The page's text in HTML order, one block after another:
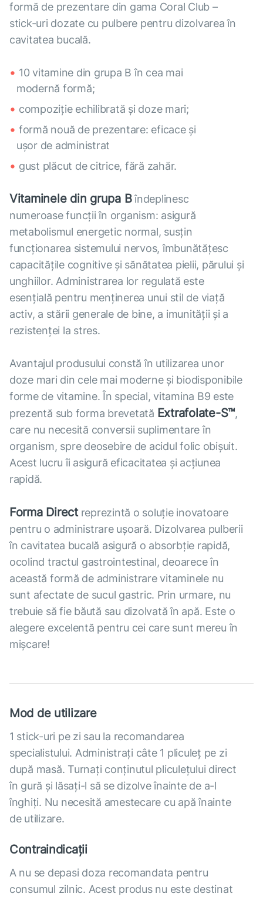
formă de prezentare din gama Coral Club –
stick-uri dozate cu pulbere pentru dizolvarea în
cavitatea bucală.
10 vitamine din grupa B în cea mai
modernă formă;
compoziție echilibrată și doze mari;
formă nouă de prezentare: eficace și
ușor de administrat
gust plăcut de citrice, fără zahăr.
Vitaminele din grupa Bîndeplinesc
numeroase funcții în organism: asigură
metabolismul energetic normal, susțin
funcționarea sistemului nervos, îmbunătățesc
capacitățile cognitive și sănătatea pielii, părului și
unghiilor. Administrarea lor regulată este
esențială pentru menținerea unui stil de viață
activ, a stării generale de bine, a imunității și a
rezistenței la stres.
Avantajul produsului constă în utilizarea unor
doze mari din cele mai moderne și biodisponibile
forme de vitamine. În special, vitamina B9 este
prezentă sub forma brevetată Extrafolate-S™,
care nu necesită conversii suplimentare în
organism, spre deosebire de acidul folic obișuit.
Acest lucru îi asigură eficacitatea și acțiunea
rapidă.
Forma Directreprezintă o soluție inovatoare
pentru o administrare ușoară. Dizolvarea pulberii
în cavitatea bucală asigură o absorbție rapidă,
ocolind tractul gastrointestinal, deoarece în
această formă de administrare vitaminele nu
sunt afectate de sucul gastric. Prin urmare, nu
trebuie să fie băută sau dizolvată în apă. Este o
alegere excelentă pentru cei care sunt mereu în
mișcare!
Mod de utilizare
1 stick-uri pe zi sau la recomandarea
specialistului. Administrați câte 1 pliculeț pe zi
după masă. Turnați conținutul pliculețului direct
în gură și lăsați-l să se dizolve înainte de a-l
înghiți. Nu necesită amestecare cu apă înainte
de utilizare.
Contraindicații
A nu se depasi doza recomandata pentru
consumul zilnic. Acest produs nu este destinat